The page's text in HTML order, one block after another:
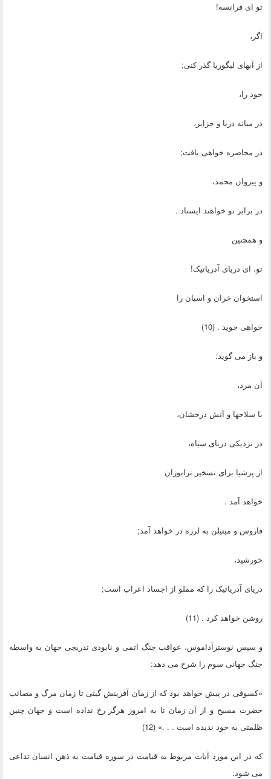
تو ای فرانسه!
اگر،
از آبهای لیگوریا گذر کنی;
خود را،
در میانه دریا و جزایر،
در محاصره خواهی یافت;
و پیروان محمد،
در برابر تو خواهند ایستاد .
و همچنین
تو، ای دریای آدریاتیک!
استخوان خران و اسبان را
خواهی جوید . (10)
و باز می گوید:
آن مرد،
با سلاحها و آتش درخشان،
در نزدیکی دریای سیاه،
از پرشیا برای تسخیر ترابوزان
خواهد آمد .
فاروس و میتیلن به لرزه در خواهد آمد;
خورشید،
دریای آدریاتیک را که مملو از اجساد اعراب است;
روشن خواهد کرد . (11)
و سپس نوسترآداموس، عواقب جنگ اتمی و نابودی تدریجی جهان به واسطه
جنگ جهانی سوم را شرح می دهد:
«کسوفی در پیش خواهد بود که از زمان آفرینش گیتی تا زمان مرگ و مصائب
حضرت مسیح و از آن زمان تا به امروز هرگز رخ نداده است و جهان چنین
ظلمتی به خود ندیده است . . .» (12)
که در این مورد آیات مربوط به قیامت در سوره قیامت به ذهن انسان تداعی
می شود: